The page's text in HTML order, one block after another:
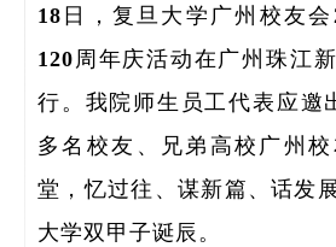
18日，复旦大学广州校友
120周年庆活动在广州珠江
行。我院师生员工代表应邀
多名校友、兄弟高校广州
堂，忆过往、谋新篇、话发
大学双甲子诞辰。